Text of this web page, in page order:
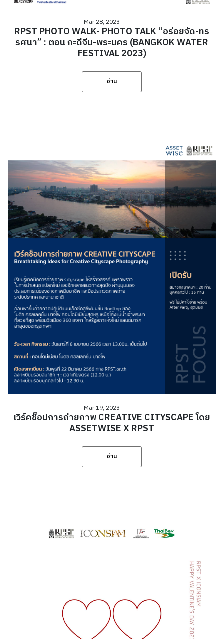
Mar 28, 2023
RPST PHOTO WALK- PHOTO TALK “อร่อยจัด-ทร
รศนา” : ตอน กะดีจีน-พระนคร (BANGKOK WATER
FESTIVAL 2023)
อ่าน
Mar 19, 2023
เวิร์คช็อปการถ่ายภาพ CREATIVE CITYSCAPE โดย
ASSETWISE X RPST
อ่าน